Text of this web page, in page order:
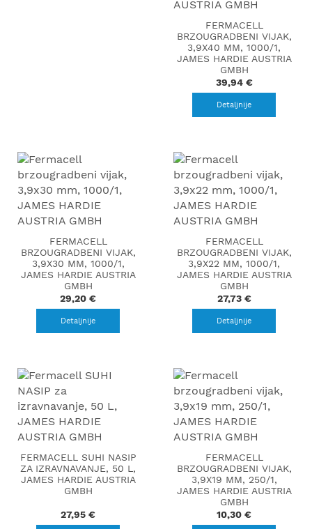
FERMACELL
BRZOUGRADBENI VIJAK,
3,9X40 MM, 1000/1,
JAMES HARDIE AUSTRIA
GMBH
39,94 €
Detaljnije
FERMACELL
BRZOUGRADBENI VIJAK,
3,9X30 MM, 1000/1,
JAMES HARDIE AUSTRIA
GMBH
29,20 €
Detaljnije
FERMACELL
BRZOUGRADBENI VIJAK,
3,9X22 MM, 1000/1,
JAMES HARDIE AUSTRIA
GMBH
27,73 €
Detaljnije
FERMACELL SUHI NASIP
ZA IZRAVNAVANJE, 50 L,
JAMES HARDIE AUSTRIA
GMBH
27,95 €
FERMACELL
BRZOUGRADBENI VIJAK,
3,9X19 MM, 250/1,
JAMES HARDIE AUSTRIA
GMBH
10,30 €